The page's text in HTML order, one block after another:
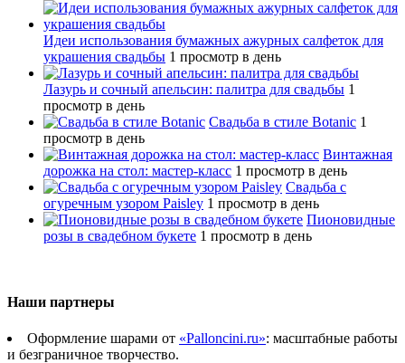
Идеи использования бумажных ажурных салфеток для
украшения свадьбы 1 просмотр в день
Лазурь и сочный апельсин: палитра для свадьбы 1
просмотр в день
Свадьба в стиле Botanic 1
просмотр в день
Винтажная
дорожка на стол: мастер-класс 1 просмотр в день
Свадьба с
огуречным узором Paisley 1 просмотр в день
Пионовидные
розы в свадебном букете 1 просмотр в день
Наши партнеры
Оформление шарами от «Palloncini.ru»: масштабные работы
и безграничное творчество.